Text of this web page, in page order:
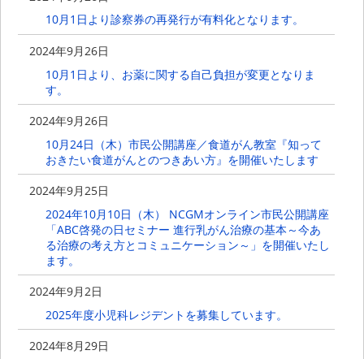
10月1日より診察券の再発行が有料化となります。
2024年9月26日
10月1日より、お薬に関する自己負担が変更となりま
す。
2024年9月26日
10月24日（木）市民公開講座／食道がん教室『知って
おきたい食道がんとのつきあい方』を開催いたします
2024年9月25日
2024年10月10日（木） NCGMオンライン市民公開講座
「ABC啓発の日セミナー 進行乳がん治療の基本～今あ
る治療の考え方とコミュニケーション～」を開催いたし
ます。
2024年9月2日
2025年度小児科レジデントを募集しています。
2024年8月29日